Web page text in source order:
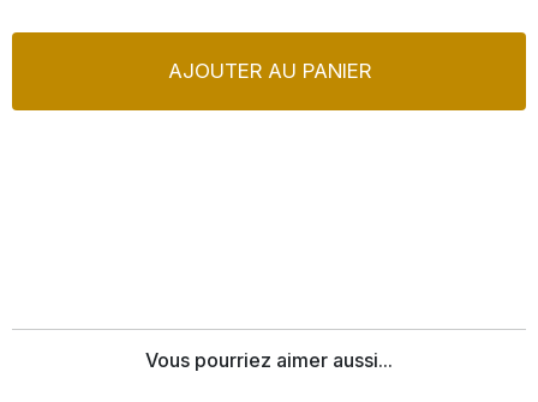
AJOUTER AU PANIER
Vous pourriez aimer aussi...